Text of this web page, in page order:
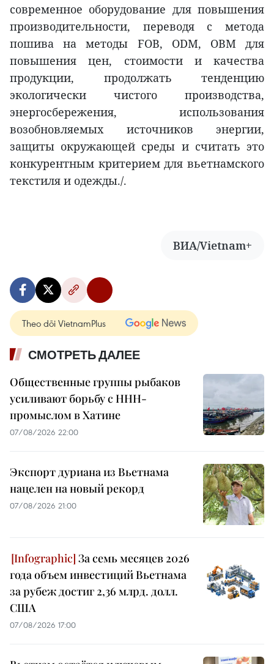
современное оборудование для повышения
производительности, переводя с метода
пошива на методы FOB, ODM, OBM для
повышения цен, стоимости и качества
продукции, продолжать тенденцию
экологически чистого производства,
энергосбережения, использования
возобновляемых источников энергии,
защиты окружающей среды и считать это
конкурентным критерием для вьетнамского
текстиля и одежды./.
ВИА/Vietnam+
Theo dõi VietnamPlus
СМОТРЕТЬ ДАЛЕЕ
Общественные группы рыбаков
усиливают борьбу с ННН-
промыслом в Хатине
07/08/2026 22:00
Экспорт дуриана из Вьетнама
нацелен на новый рекорд
07/08/2026 21:00
За семь месяцев 2026
года объем инвестиций Вьетнама
за рубеж достиг 2,36 млрд. долл.
США
07/08/2026 17:00